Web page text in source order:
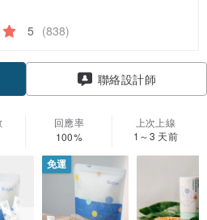
5 (838)
聯絡設計師
回應率
100%
上次上線
1～3 天前
免運